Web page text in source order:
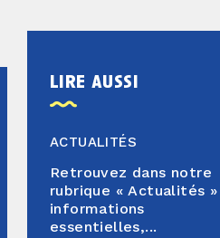
lire aussi
ACTUALITÉS
Retrouvez dans notre
rubrique « Actualités
informations
essentielles,...